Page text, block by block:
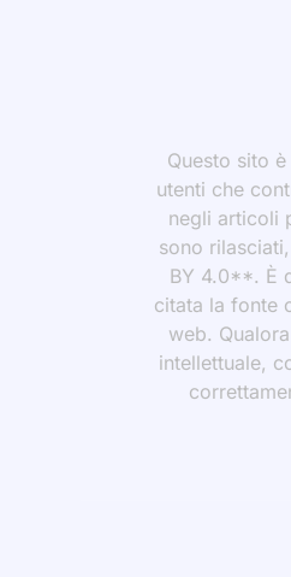
Questo sito
utenti che
negli articoli
sono
BY 4.0**. È
citata la fonte
web.
intellettuale,